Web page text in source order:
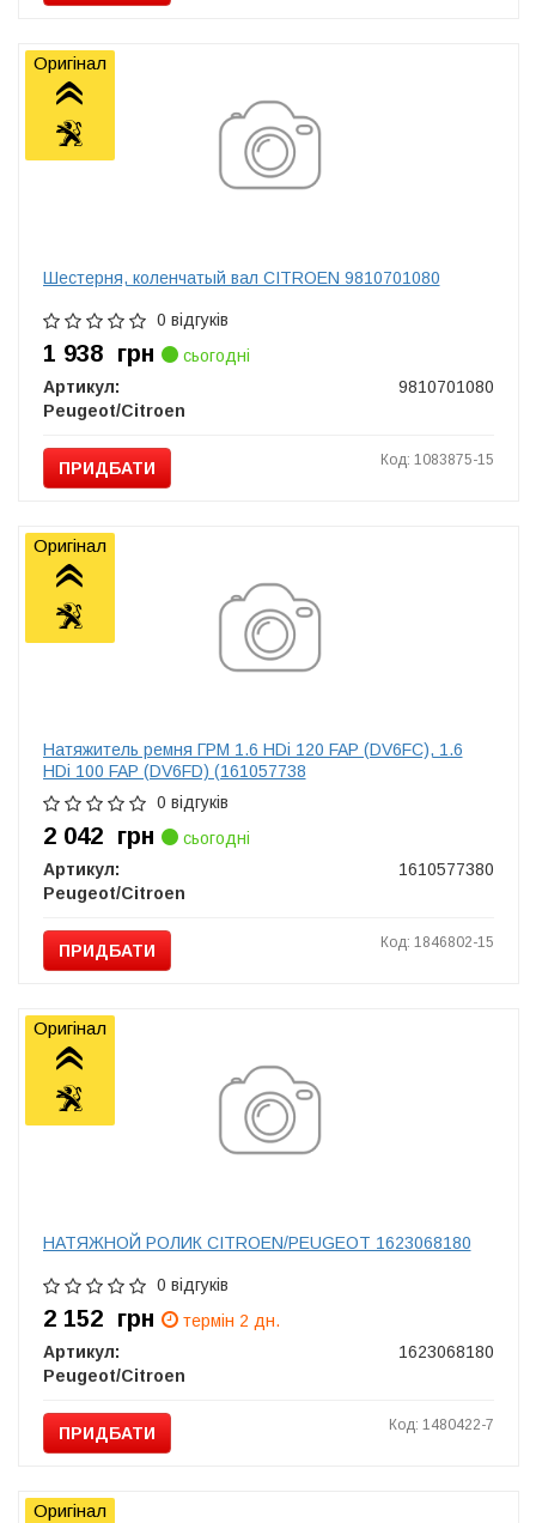
Шестерня, коленчатый вал CITROEN 9810701080
0 відгуків
1 938 грн
сьогодні
Артикул:
9810701080
Peugeot/Citroen
ПРИДБАТИ Код: 1083875-15
Оригінал
Натяжитель ремня ГРМ 1.6 HDi 120 FAP (DV6FC), 1.6
HDi 100 FAP (DV6FD) (161057738
0 відгуків
2 042 грн
сьогодні
Артикул:
1610577380
Peugeot/Citroen
ПРИДБАТИ Код: 1846802-15
Оригінал
НАТЯЖНОЙ РОЛИК CITROEN/PEUGEOT 1623068180
0 відгуків
2 152 грн
термін 2 дн.
Артикул:
1623068180
Peugeot/Citroen
ПРИДБАТИ Код: 1480422-7
Оригінал
Оригінал